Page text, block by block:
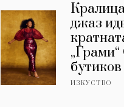
джаз
ИЗКУСТВО